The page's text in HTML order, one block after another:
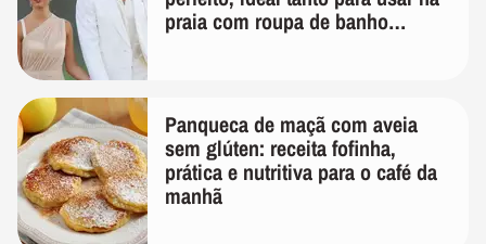
praia com roupa de banho
Panqueca de maçã com aveia
sem glúten: receita fofinha,
prática e nutritiva para o café da
manhã